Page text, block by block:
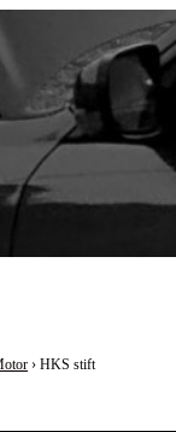
› HKS stift